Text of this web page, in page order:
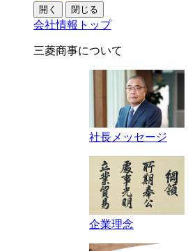
開く 閉じる
会社情報トップ
三菱商事について
社長メッセージ
企業理念